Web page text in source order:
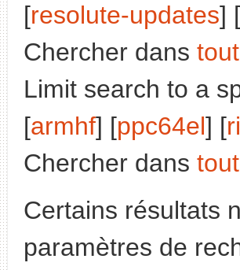
[resolute-updates] [
Chercher dans
Limit search to a
[armhf] [ppc64el] [
Chercher dans
Certains résultats
paramètres de